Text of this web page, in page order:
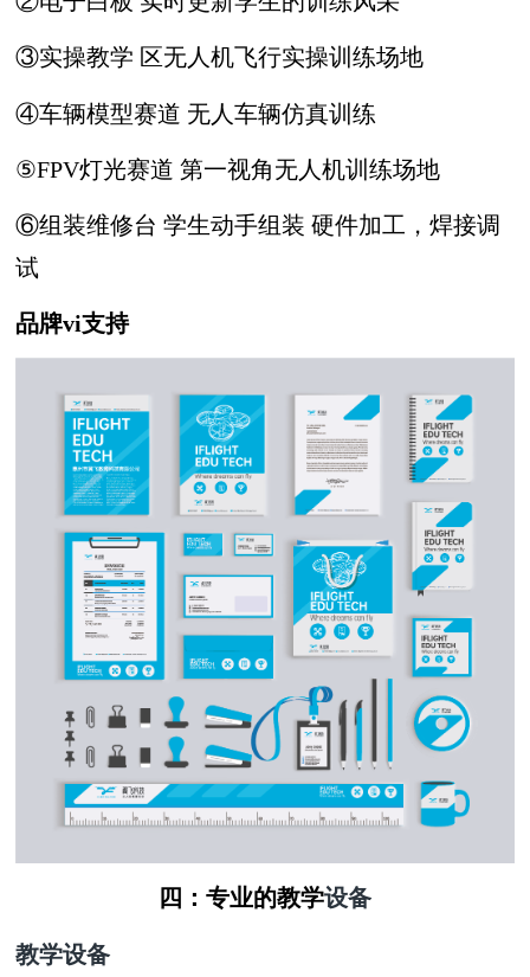
③实操教学 区无人机飞行实操训练场地
④车辆模型赛道 无人车辆仿真训练
⑤FPV灯光赛道 第一视角无人机训练场地
⑥组装维修台 学生动手组装 硬件加工，焊接调
试
品牌vi支持
四：专业的教学设备
教学设备